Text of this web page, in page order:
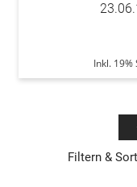
Inkl.
Filtern &